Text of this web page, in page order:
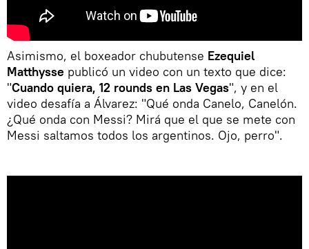
Asimismo, el boxeador chubutense Ezequiel
Matthysse publicó un video con un texto que dice:
"Cuando quiera, 12 rounds en Las Vegas", y en el
video desafía a Álvarez: "Qué onda Canelo, Canelón.
¿Qué onda con Messi? Mirá que el que se mete con
Messi saltamos todos los argentinos. Ojo, perro".